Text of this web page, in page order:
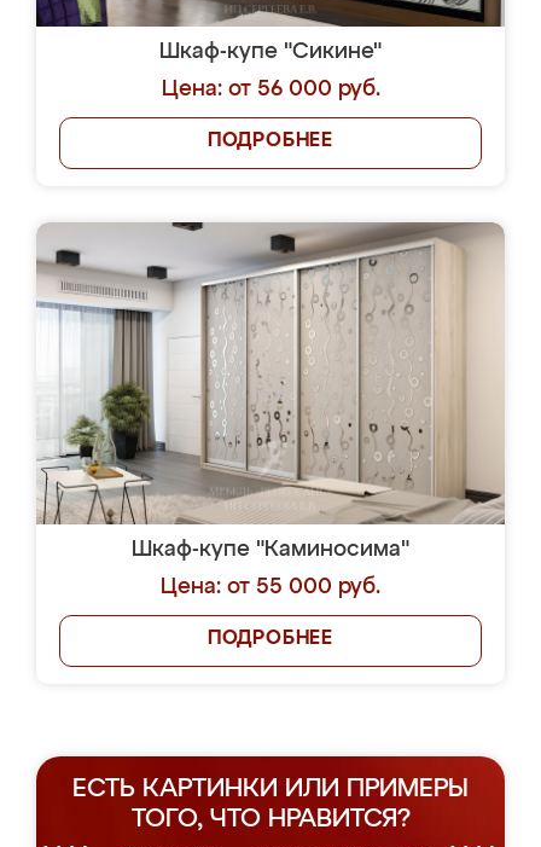
Шкаф-купе "Сикине"
Цена: от 56 000 руб.
ПОДРОБНЕЕ
Шкаф-купе "Каминосима"
Цена: от 55 000 руб.
ПОДРОБНЕЕ
ЕСТЬ КАРТИНКИ ИЛИ ПРИМЕРЫ
ТОГО, ЧТО НРАВИТСЯ?